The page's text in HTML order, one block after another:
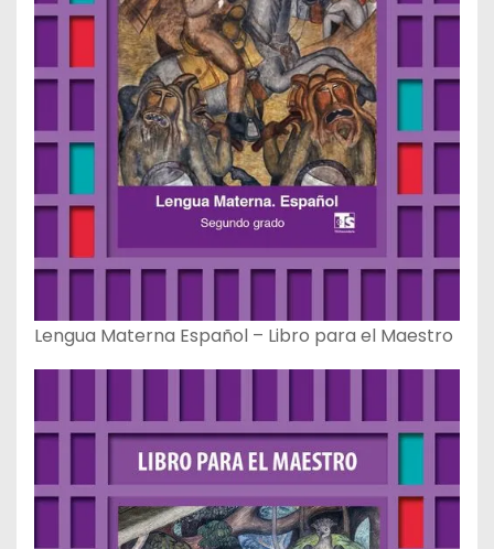
Lengua Materna Español – Libro para el Maestro